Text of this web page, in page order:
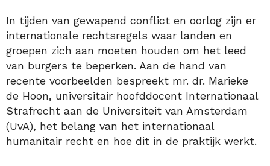
In tijden van gewapend conflict en oorlog zijn er
internationale rechtsregels waar landen en
groepen zich aan moeten houden om het leed
van burgers te beperken. Aan de hand van
recente voorbeelden bespreekt mr. dr. Marieke
de Hoon, universitair hoofddocent Internationaal
Strafrecht aan de Universiteit van Amsterdam
(UvA), het belang van het internationaal
humanitair recht en hoe dit in de praktijk werkt.